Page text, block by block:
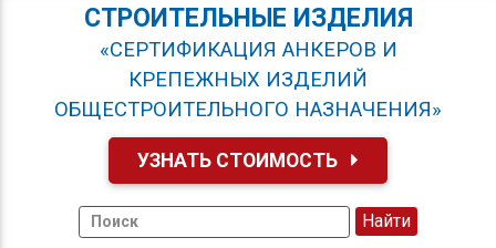
СТРОИТЕЛЬНЫЕ ИЗДЕЛИЯ
«СЕРТИФИКАЦИЯ АНКЕРОВ И
КРЕПЕЖНЫХ ИЗДЕЛИЙ
ОБЩЕСТРОИТЕЛЬНОГО НАЗНАЧЕНИЯ»
УЗНАТЬ СТОИМОСТЬ